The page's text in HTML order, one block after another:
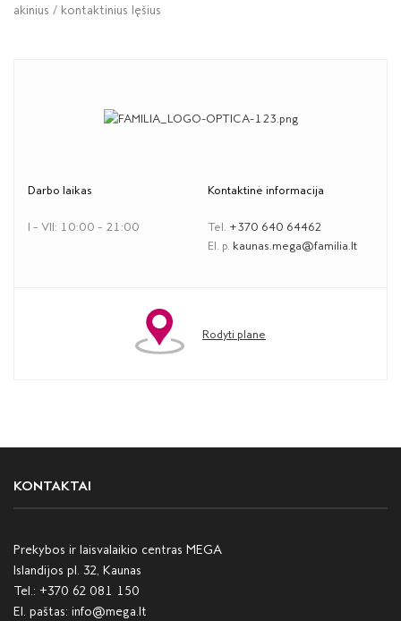
Darbo laikas
I – VII: 10:00 – 21:00
Kontaktinė informacija
Tel. +370 640 64462
El. p. kaunas.mega@familia.lt
Rodyti plane
akinius / kontaktinius lęšius
KONTAKTAI
Prekybos ir laisvalaikio centras MEGA
Islandijos pl. 32, Kaunas
Tel.: +370 62 081 150
El. paštas: info@mega.lt